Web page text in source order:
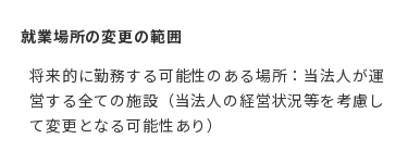
就業場所の変更の範囲
将来的に勤務する可能性のある場所：当法人が運
営する全ての施設（当法人の経営状況等を考慮し
て変更となる可能性あり）